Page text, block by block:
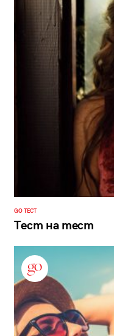
GO ТЕСТ
Тест на тест